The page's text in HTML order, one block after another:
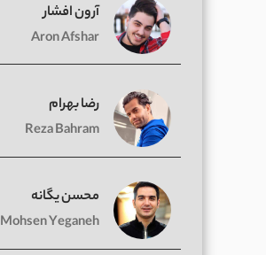
آرون افشار
Aron Afshar
رضا بهرام
Reza Bahram
محسن یگانه
Mohsen Yeganeh